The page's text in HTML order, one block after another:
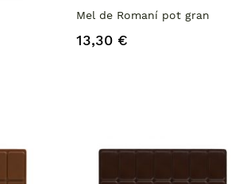
Mel de Romaní pot gran
13,30 €